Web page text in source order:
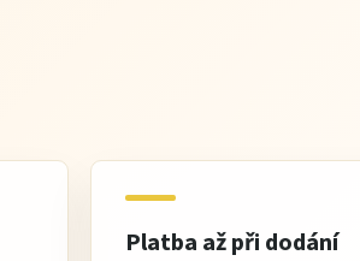
Platba až při dodání